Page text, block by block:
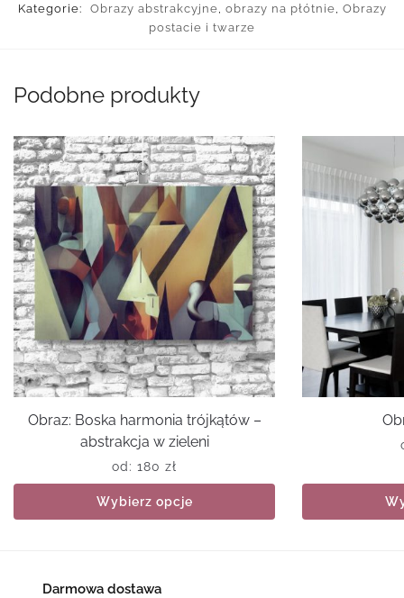
Kategorie:
Obrazy abstrakcyjne obrazy na płótnie Obrazy
postacie i twarze
Podobne produkty
Obraz: Boska harmonia trójkątów –
abstrakcja w zieleni
od: 180 zł
Wybierz opcje
Darmowa dostawa